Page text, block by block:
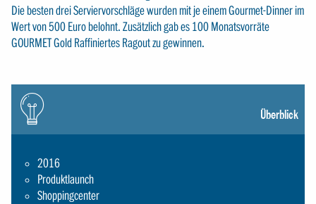
Die besten drei Serviervorschläge wurden mit je einem Gourmet-Dinner im
Wert von 500 Euro belohnt. Zusätzlich gab es 100 Monatsvorräte
GOURMET Gold Raffiniertes Ragout zu gewinnen.
Icon:
gluehbirne
Überblick
2016
Produktlaunch
Shoppingcenter